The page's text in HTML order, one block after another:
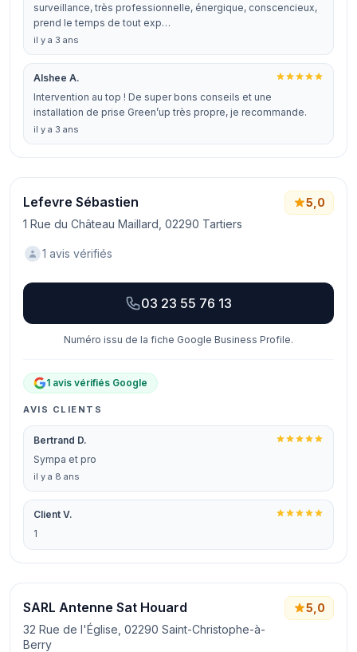
surveillance, très professionnelle, énergique, conscencieux,
prend le temps de tout exp…
il y a 3 ans
Alshee A.
Intervention au top ! De super bons conseils et une
installation de prise Green’up très propre, je recommande.
il y a 3 ans
Lefevre Sébastien
1 Rue du Château Maillard, 02290 Tartiers
5,0
1 avis vérifiés
03 23 55 76 13
Numéro issu de la fiche Google Business Profile.
1 avis vérifiés Google
AVIS CLIENTS
Bertrand D.
Sympa et pro
il y a 8 ans
Client V.
1
SARL Antenne Sat Houard
32 Rue de l'Église, 02290 Saint-Christophe-à-
Berry
5,0